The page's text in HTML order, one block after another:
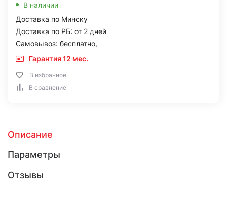
В наличии
Доставка по Минску
Доставка по РБ: от 2 дней
Самовывоз: бесплатно,
Гарантия 12 мес.
В избранное
В сравнение
Описание
Параметры
Отзывы